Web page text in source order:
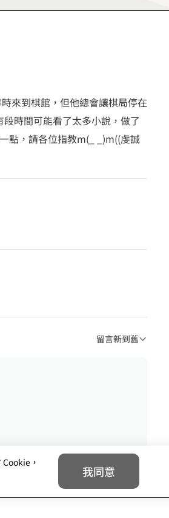
來到棋館，但他總會讓棋局停在
時間可能看了太多小說，做了
點，請各位指教m(_ _)m((虔誠
留言新到舊
，
我同意